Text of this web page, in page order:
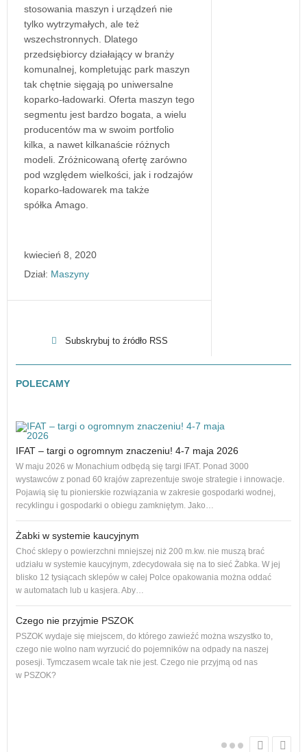
stosowania maszyn i urządzeń nie
tylko wytrzymałych, ale też
wszechstronnych. Dlatego
przedsiębiorcy działający w branży
komunalnej, kompletując park maszyn
tak chętnie sięgają po uniwersalne
koparko-ładowarki. Oferta maszyn tego
segmentu jest bardzo bogata, a wielu
producentów ma w swoim portfolio
kilka, a nawet kilkanaście różnych
modeli. Zróżnicowaną ofertę zarówno
pod względem wielkości, jak i rodzajów
koparko-ładowarek ma także
spółka Amago.
kwiecień 8, 2020
Dział: Maszyny
Subskrybuj to źródło RSS
POLECAMY
IFAT – targi o ogromnym znaczeniu! 4-7 maja 2026
W maju 2026 w Monachium odbędą się targi IFAT. Ponad 3000
wystawców z ponad 60 krajów zaprezentuje swoje strategie i innowacje.
Pojawią się tu pionierskie rozwiązania w zakresie gospodarki wodnej,
recyklingu i gospodarki o obiegu zamkniętym. Jako…
Żabki w systemie kaucyjnym
Choć sklepy o powierzchni mniejszej niż 200 m.kw. nie muszą brać
udziału w systemie kaucyjnym, zdecydowała się na to sieć Żabka. W jej
blisko 12 tysiącach sklepów w całej Polce opakowania można oddać
w automatach lub u kasjera. Aby…
Czego nie przyjmie PSZOK
PSZOK wydaje się miejscem, do którego zawieźć można wszystko to,
czego nie wolno nam wyrzucić do pojemników na odpady na naszej
posesji. Tymczasem wcale tak nie jest. Czego nie przyjmą od nas
w PSZOK?